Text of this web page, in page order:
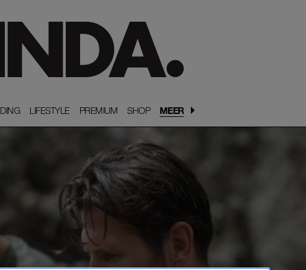
LIFESTYLE
LIFESTYLE PREMIUM
PREMIUM SHOP
SHOP MEER